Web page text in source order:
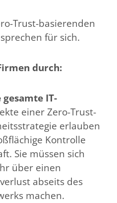
Trust-basierenden
für sich.
durch:
IT-
einer Zero-Trust-
erlauben
Kontrolle
Sie müssen sich
über einen
abseits des
machen.